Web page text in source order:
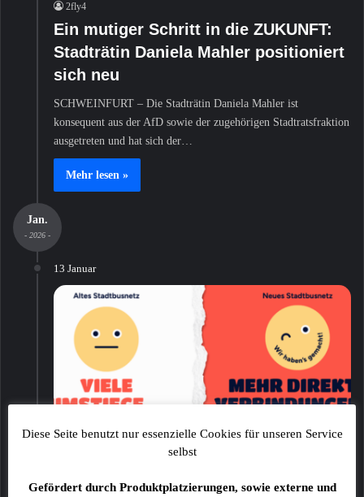
2fly4
Ein mutiger Schritt in die ZUKUNFT:
Stadträtin Daniela Mahler positioniert
sich neu
SCHWEINFURT – Die Stadträtin Daniela Mahler ist
konsequent aus der AfD sowie der zugehörigen Stadtratsfraktion
ausgetreten und hat sich der…
Mehr lesen »
Jan.
- 2026 -
13 Januar
Schlagzeile
Manipulation vor dem
Diese Seite benutzt nur essenzielle Cookies für unseren Service
selbst
Gefördert durch Produktplatzierungen, sowie externe und